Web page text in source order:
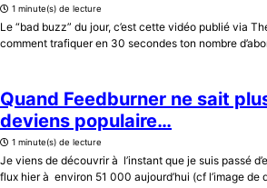
1 minute(s) de lecture
Le “bad buzz” du jour, c’est cette vidéo publié via
comment trafiquer en 30 secondes ton nombre
Quand Feedburner ne sait
deviens populaire…
1 minute(s) de lecture
Je viens de découvrir à l’instant que je suis passé
flux hier à environ 51 000 aujourd’hui (cf l’image de